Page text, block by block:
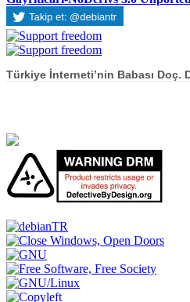
Türkiye İnterneti’nin Babası Doç.